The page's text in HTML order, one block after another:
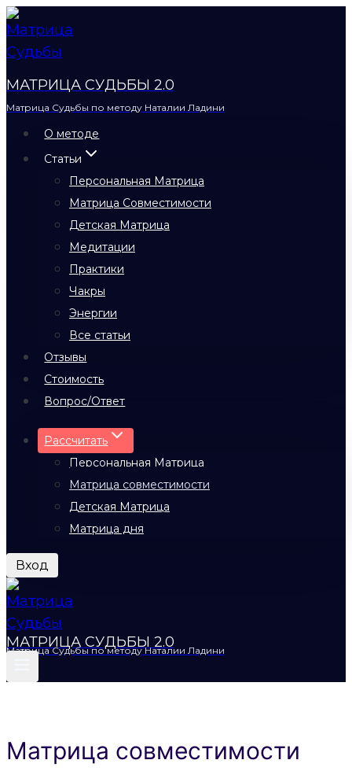
Перейти
к
содержимому
МАТРИЦА СУДЬБЫ 2.0
Матрица Судьбы по методу Наталии Ладини
О методе
Статьи
Персональная Матрица
Матрица Совместимости
Детская Матрица
Медитации
Практики
Чакры
Энергии
Все статьи
Отзывы
Стоимость
Вопрос/Ответ
Рассчитать
Персональная Матрица
Матрица совместимости
Детская Матрица
Матрица дня
Вход
МАТРИЦА СУДЬБЫ 2.0
Матрица Судьбы по методу Наталии Ладини
Матрица совместимости